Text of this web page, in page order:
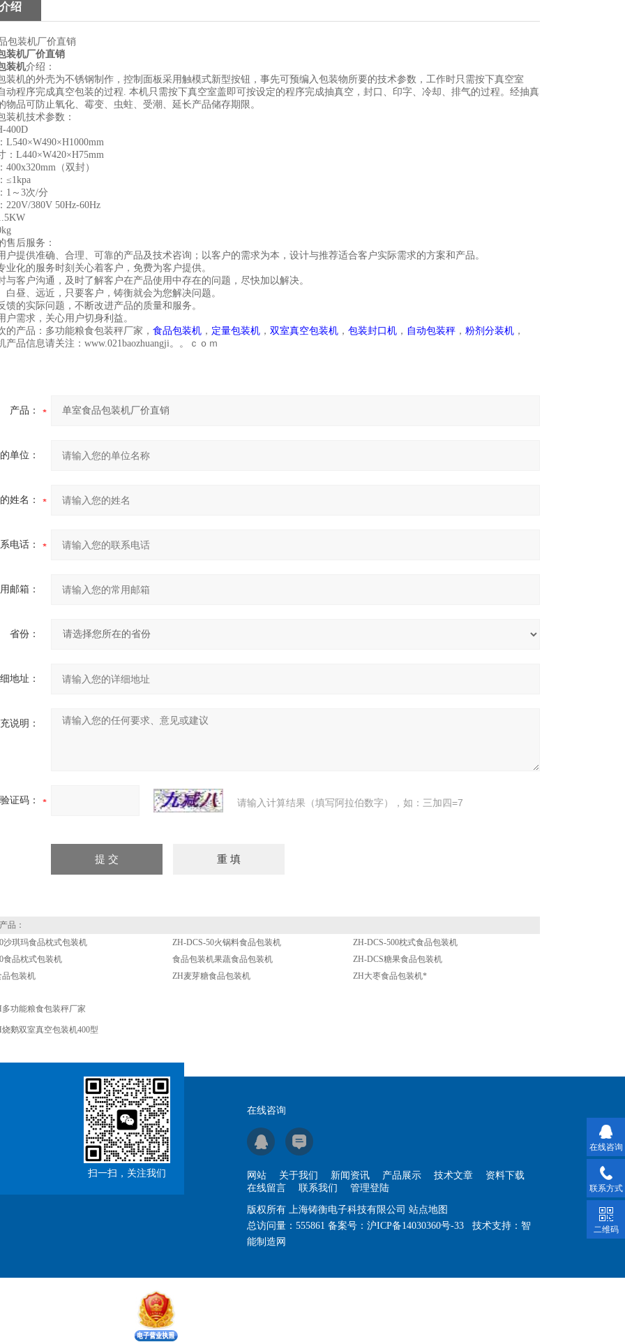
绍
装机厂价直销
装机介绍：
装机的外壳为不锈钢制作，控制面板采用触模式新型按钮，事先可预编入包装物所要的技术参数，工作时只需按下真空室
动程序完成真空包装的过程. 本机只需按下真空室盖即可按设定的程序完成抽真空，封口、印字、冷却、排气的过程。经抽真
物品可防止氧化、霉变、虫蛀、受潮、延长产品储存期限。
装机技术参数：
400D
L540×W490×H1000mm
：L440×W420×H75mm
400x320mm（双封）
≤1kpa
1～3次/分
220V/380V 50Hz-60Hz
售后服务：
户提供准确、合理、可靠的产品及技术咨询；以客户的需求为本，设计与推荐适合客户实际需求的方案和产品。
业化的服务时刻关心着客户，免费为客户提供。
与客户沟通，及时了解客户在产品使用中存在的问题，尽快加以解决。
白昼、远近，只要客户，铸衡就会为您解决问题。
馈的实际问题，不断改进产品的质量和服务。
户需求，关心用户切身利益。
的产品：多功能粮食包装秤厂家， 食品包装机 ， 定量包装机 ， 双室真空包装机 ， 包装封口机 ， 自动包装秤 ， 粉剂分装机 ，
产品信息请关注：www.021baozhuangji。。ｃｏｍ
产品：
单位：
姓名：
电话：
邮箱：
省份：
地址：
说明：
验证码： 请输入计算结果（填写阿拉伯数字），如：三加四=7
品：
沙琪玛食品枕式包装机
ZH-DCS-50火锅料食品包装机
ZH-DCS-500枕式食品包装机
食品枕式包装机
食品包装机果蔬食品包装机
ZH-DCS糖果食品包装机
包装机
ZH麦芽糖食品包装机 ZH大枣食品包装机*
多功能粮食包装秤厂家
烧鹅双室真空包装机400型
扫一扫，关注我们
在线咨询
网站 关于我们 新闻资讯 产品展示 技术文章
资料下载
在线留言
联系我们 管理登陆
版权所有 上海铸衡电子科技有限公司 站点地图
总访问量： 555861 备案号： 沪ICP备14030360号-33 技术支持： 智
能制造网
在线咨询
联系方式
二维码